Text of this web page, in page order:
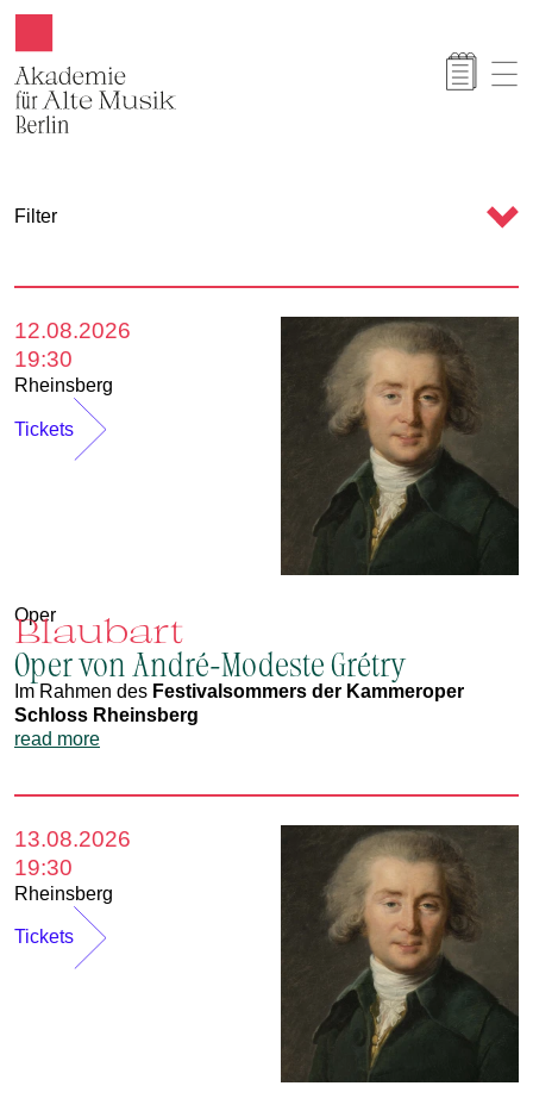
C
n
d
r
Filter
12.08.2026
19:30
Rheinsberg
Tickets
Oper
Blaubart
Oper von André-Modeste Grétry
Im Rahmen des Festivalsommers der Kammeroper
Schloss Rheinsberg
read more
13.08.2026
19:30
Rheinsberg
Tickets